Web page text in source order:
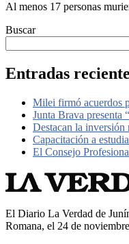
Al menos 17 personas
Buscar
Entradas
Milei firmó acuerdos
Junta Brava presenta
Destacan la inversión
Capacitación a
El Consejo
El Diario La Verdad de
Romana, el 24 de